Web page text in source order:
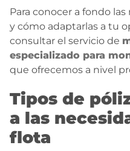
Para conocer a fondo
y cómo adaptarlas a tu
consultar el servicio de
especializado para
que ofrecemos a nivel
Tipos de
a las
flota